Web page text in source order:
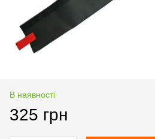
В наявності
325 грн